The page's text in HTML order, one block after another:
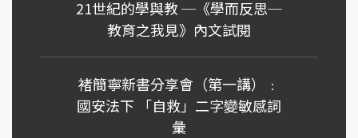
21世紀的學與教 ─《學而反思─
教育之我見》內文試閱
褚簡寧新書分享會（第一講）﹕
國安法下 「自救」二字變敏感詞
彙